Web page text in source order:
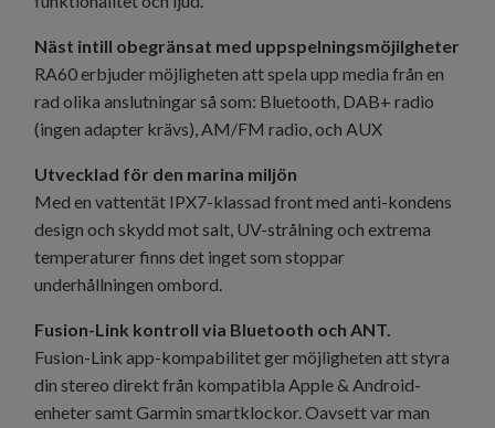
Näst intill obegränsat med uppspelningsmöjilgheter
RA60 erbjuder möjligheten att spela upp media från en
rad olika anslutningar så som: Bluetooth, DAB+ radio
(ingen adapter krävs), AM/FM radio, och AUX
Utvecklad för den marina miljön
Med en vattentät IPX7-klassad front med anti-kondens
design och skydd mot salt, UV-strålning och extrema
temperaturer finns det inget som stoppar
underhållningen ombord.
Fusion-Link kontroll via Bluetooth och ANT.
Fusion-Link app-kompabilitet ger möjligheten att styra
din stereo direkt från kompatibla Apple & Android-
enheter samt Garmin smartklockor. Oavsett var man